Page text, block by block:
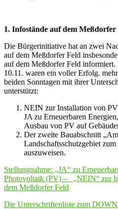
1. Infostände auf dem Meßdorfer
Die Bürgerinitiative hat an zwei
auf dem Meßdorfer Feld
auf dem Meßdorfer Feld
10.11. waren ein voller Erfolg.
beiden Sonntagen mit ihrer
unterstützt:
NEIN zur Installation von
JA zu Erneuerbaren
Ausbau von PV auf
Der zweite Bauabschnitt
Landschaftsschutzgebiet
auszuweisen.
Stellungnahme: „JA“ zu
Photovoltaik (PV) – „NEIN“ zur
dem Meßdorfer Feld
Die Unterschriftenliste zum